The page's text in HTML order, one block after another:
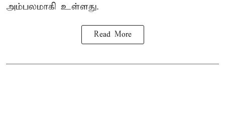
அம்பலமாகி உள்ளது.
Read More